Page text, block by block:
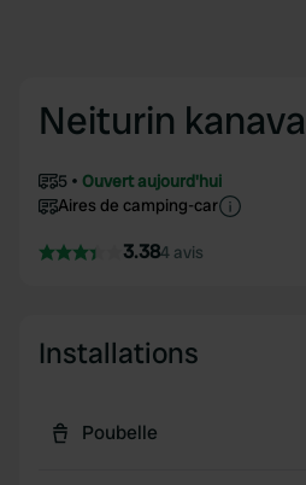
Neiturin kanava
5
Ouvert aujourd'hui
Aires de camping-car
3.384 avis
Installations
Poubelle